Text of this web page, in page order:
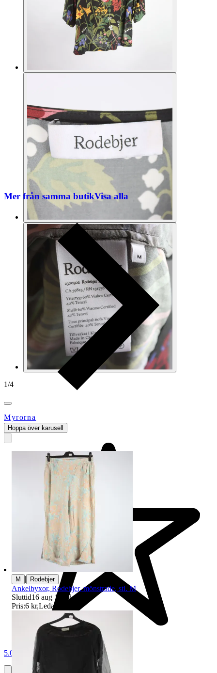
1/4
Myrorna
5.0
Mer från samma butikVisa alla
Hoppa över karusell
M | Rodebjer
Ankelbyxor, Rodebjer, mönstrade, stl. M
Sluttid16 aug 19:08.
Pris:6 kr,Ledande bud